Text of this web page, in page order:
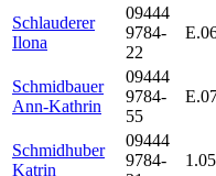
Schlauderer
Ilona
09444
9784-
22
Schmidbauer
Ann-Kathrin
09444
9784-
55
Schmidhuber
Katrin
09444
9784-
1.05